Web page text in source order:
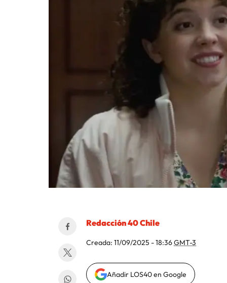
Redacción 40 Chile
Creada: 11/09/2025 - 18:36GMT-3
Añadir LOS40 en Google